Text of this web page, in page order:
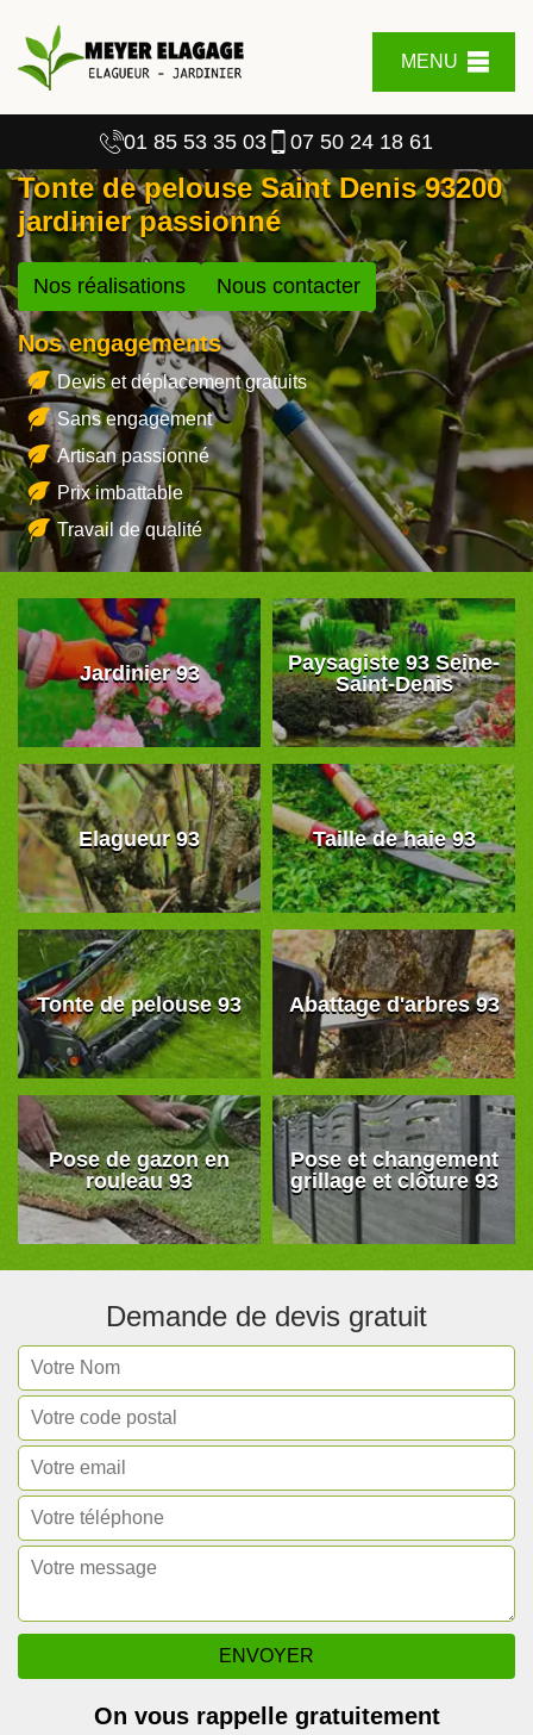
MENU
01 85 53 35 03 07 50 24 18 61
Tonte de pelouse Saint Denis 93200
jardinier passionné
Nos réalisations Nous contacter
Nos engagements
Devis et déplacement gratuits
Sans engagement
Artisan passionné
Prix imbattable
Travail de qualité
Jardinier 93
Paysagiste 93 Seine-
Saint-Denis
Elagueur 93 Taille de haie 93
Tonte de pelouse 93 Abattage d'arbres 93
Pose de gazon en
rouleau 93
Pose et changement
grillage et clôture 93
Demande de devis gratuit
On vous rappelle gratuitement